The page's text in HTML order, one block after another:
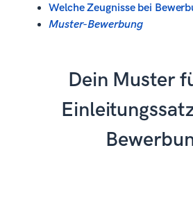
Welche Zeugnisse bei
Muster-Bewerbung
Dein Muster